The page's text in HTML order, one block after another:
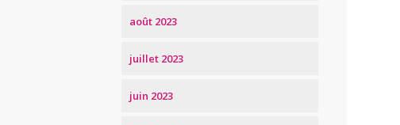
août 2023
juillet 2023
juin 2023